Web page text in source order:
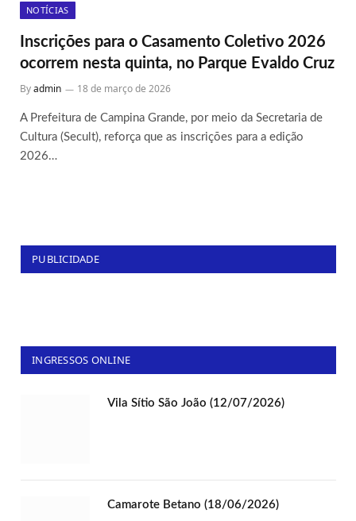
NOTÍCIAS
Inscrições para o Casamento Coletivo 2026
ocorrem nesta quinta, no Parque Evaldo Cruz
Byadmin 18 de março de 2026
A Prefeitura de Campina Grande, por meio da Secretaria de
Cultura (Secult), reforça que as inscrições para a edição
2026…
PUBLICIDADE
INGRESSOS ONLINE
Vila Sítio São João (12/07/2026)
Camarote Betano (18/06/2026)